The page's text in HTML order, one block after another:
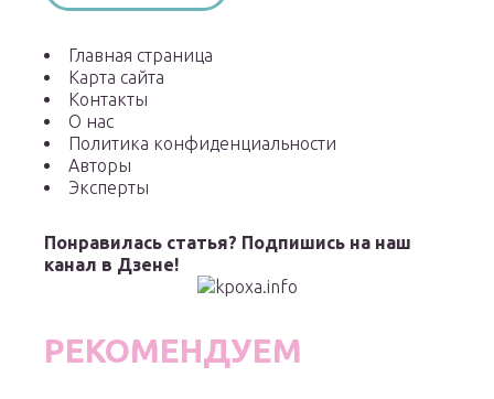
Главная страница
Карта сайта
Контакты
О нас
Политика конфиденциальности
Авторы
Эксперты
Понравилась статья? Подпишись на наш
канал в Дзене!
РЕКОМЕНДУЕМ